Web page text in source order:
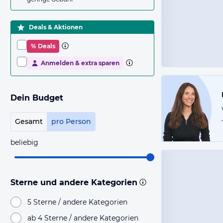
Deals & Aktionen
% Deals
Anmelden & extra sparen
Dein Budget
Gesamt pro Person
beliebig
Sterne und andere Kategorien
5 Sterne / andere Kategorien
ab 4 Sterne / andere Kategorien